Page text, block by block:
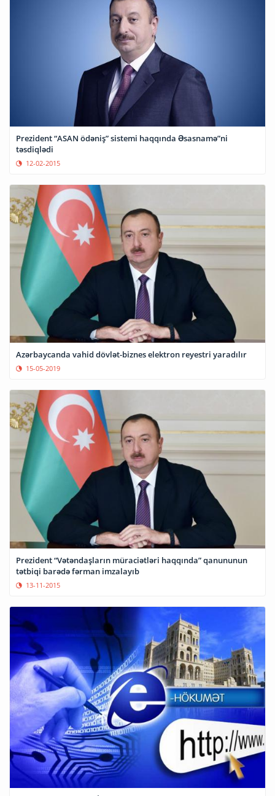
Prezident “ASAN ödəniş” sistemi haqqında Əsasnamə”ni
təsdiqlədi
12-02-2015
Azərbaycanda vahid dövlət-biznes elektron reyestri yaradılır
15-05-2019
Prezident “Vətəndaşların müraciətləri haqqında” qanununun
tətbiqi barədə fərman imzalayıb
13-11-2015